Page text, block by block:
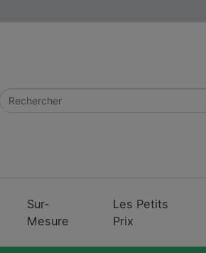
Sur-
Mesure
Les Petits
Prix